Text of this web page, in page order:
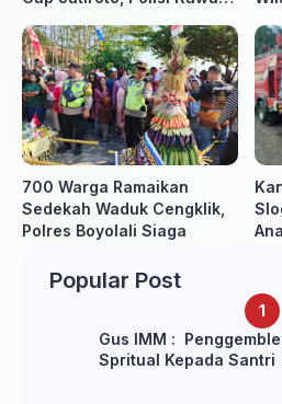
700 Warga Ramaikan
Sedekah Waduk Cengklik,
Polres Boyolali Siaga
Popular Post
Gus IMM :
Spritual Kepada Santri